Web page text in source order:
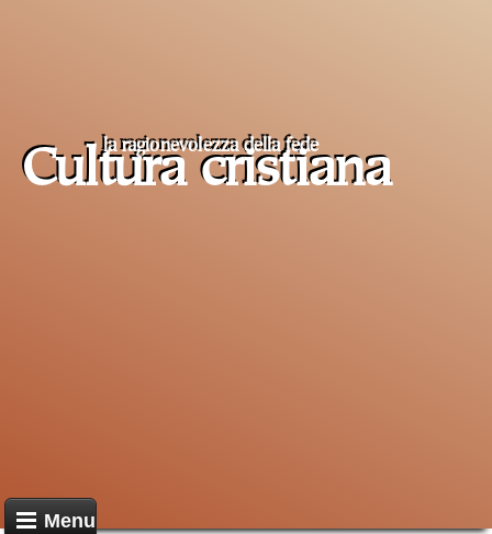
Cultura cristiana
la ragionevolezza della fede
Menu